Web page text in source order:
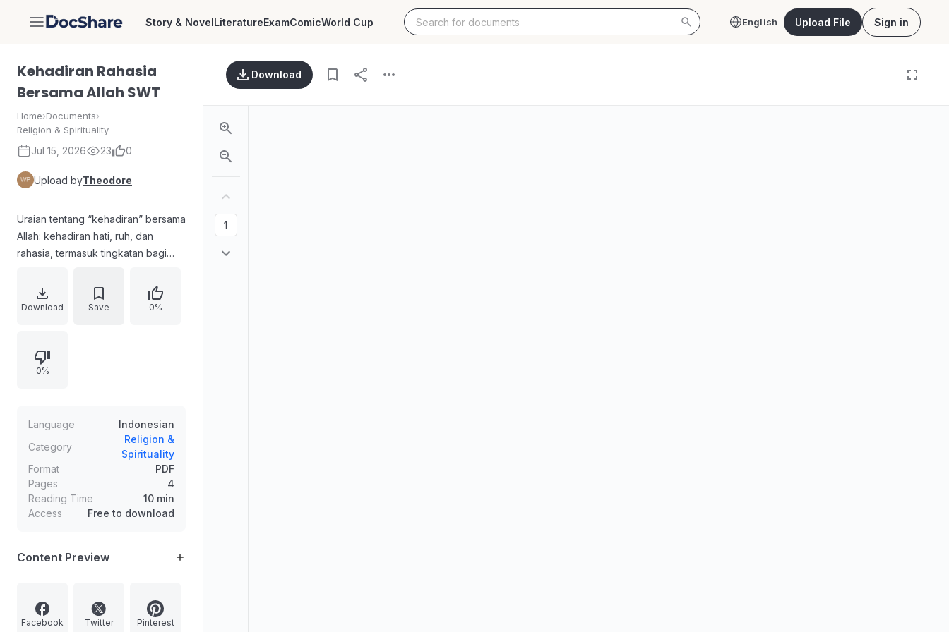
DocShare Story & NovelLiteratureExamComicWorld Cup English Upload File Sign in
Kehadiran Rahasia
Bersama Allah SWT
Home›Documents›
Religion & Spirituality
Jul 15, 2026 23 0
Upload byTheodore
Uraian tentang “kehadiran” bersama
Allah: kehadiran hati, ruh, dan
rahasia, termasuk tingkatan bagi
mencapai. Menekankan bahwa
kehadiran hanya dimasuki oleh
menolak kondisi yang dipengaruhi
cinta dunia. Disertai nasihat tentang
ghaib” sebagai sumber
pengetahuan bermanfaat yang Allah
turunkan kepada hati.
Download Save 0%
0%
Language
Indonesian
Category
Religion &
Spirituality
Format
PDF
Pages
4
Reading Time
10 min
Access
Free to download
Content Preview
Facebook Twitter Pinterest
Download